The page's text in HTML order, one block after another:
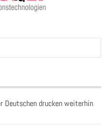
Deutschen drucken weiterhin